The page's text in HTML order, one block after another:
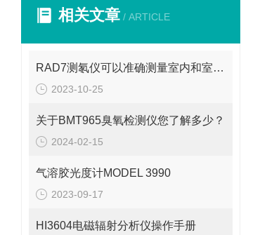
相关文章 / ARTICLE
RAD7测氡仪可以准确测量室内和室外的氡浓度
2023-10-25
关于BMT965臭氧检测仪您了解多少？
2024-02-15
气溶胶光度计MODEL 3990
2023-09-17
HI3604电磁辐射分析仪操作手册